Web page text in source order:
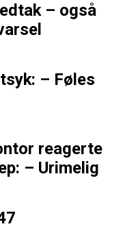
– også
– Føles
reagerte
– Urimelig